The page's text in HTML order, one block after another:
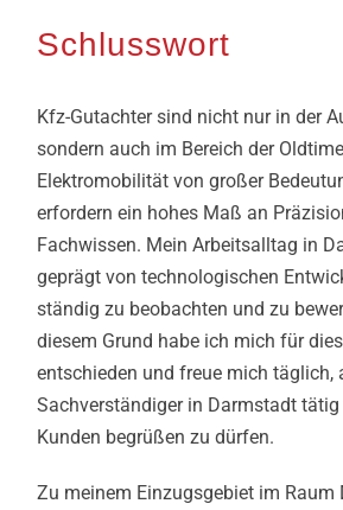
Schlusswort
Kfz-Gutachter sind nicht nur in der
sondern auch im Bereich der
Elektromobilität von großer
erfordern ein hohes Maß an
Fachwissen. Mein Arbeitsalltag in
geprägt von technologischen
ständig zu beobachten und zu
diesem Grund habe ich mich für
entschieden und freue mich täglich,
Sachverständiger in Darmstadt
Kunden begrüßen zu dürfen.
Zu meinem Einzugsgebiet im Raum